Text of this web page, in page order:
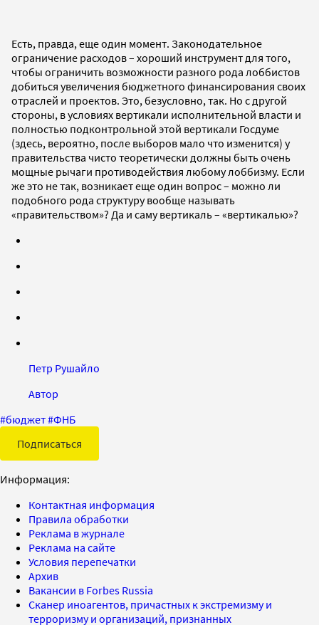
Есть, правда, еще один момент. Законодательное
ограничение расходов – хороший инструмент для того,
чтобы ограничить возможности разного рода лоббистов
добиться увеличения бюджетного финансирования своих
отраслей и проектов. Это, безусловно, так. Но с другой
стороны, в условиях вертикали исполнительной власти и
полностью подконтрольной этой вертикали Госдуме
(здесь, вероятно, после выборов мало что изменится) у
правительства чисто теоретически должны быть очень
мощные рычаги противодействия любому лоббизму. Если
же это не так, возникает еще один вопрос – можно ли
подобного рода структуру вообще называть
«правительством»? Да и саму вертикаль – «вертикалью»?
Петр Рушайло
Автор
#бюджет#ФНБ
Подписаться
Информация:
Контактная информация
Правила обработки
Реклама в журнале
Реклама на сайте
Условия перепечатки
Архив
Вакансии в Forbes Russia
Сканер иноагентов, причастных к экстремизму и
терроризму и организаций, признанных